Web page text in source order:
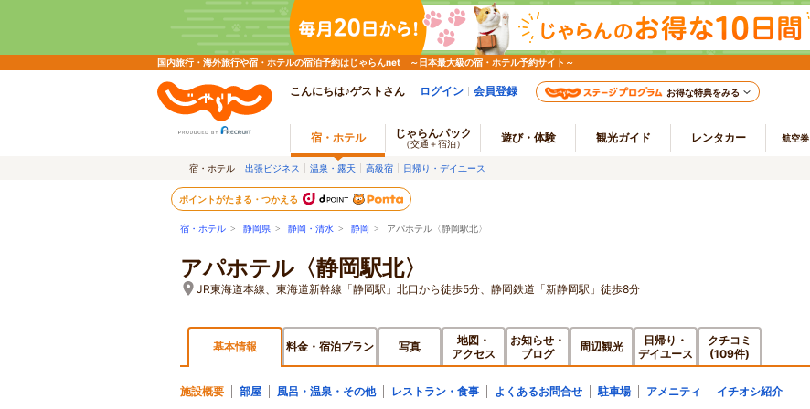
国内旅行・海外旅行や宿・ホテルの宿泊予約はじゃらんnet ～日本最大級の宿・ホテル予約サイト～
こんにちは♪ゲストさん ログイン 会員登録 お得な特典をみる
宿・ホテル じゃらんパック
（交通＋宿泊） 遊び・体験 観光ガイド レンタカー 航空券
宿・ホテル 出張ビジネス 温泉・露天 高級宿 日帰り・デイユース
ポイントがたまる・つかえる
宿・ホテル > 静岡県 > 静岡・清水 > 静岡 > アパホテル〈静岡駅北〉
アパホテル〈静岡駅北〉
JR東海道本線、東海道新幹線「静岡駅」北口から徒歩5分、静岡鉄道「新静岡駅」徒歩8分
基本情報 料金・宿泊プラン 写真
地図・
アクセス
お知らせ・
ブログ
周辺観光
日帰り・
デイユース
クチコミ
(109件)
施設概要 部屋 風呂・温泉・その他 レストラン・食事 よくあるお問合せ 駐車場 アメニティ イチオシ紹介